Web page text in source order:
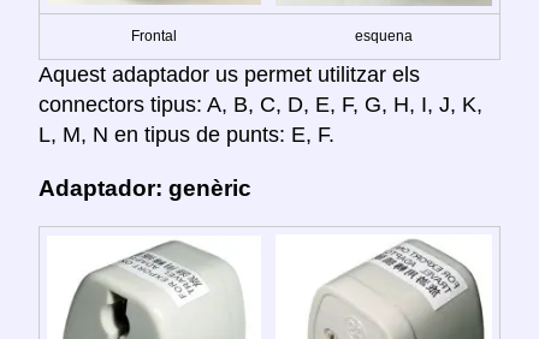
Frontal esquena
Aquest adaptador us permet utilitzar els
connectors tipus: A, B, C, D, E, F, G, H, I, J, K,
L, M, N en tipus de punts: E, F.
Adaptador: genèric